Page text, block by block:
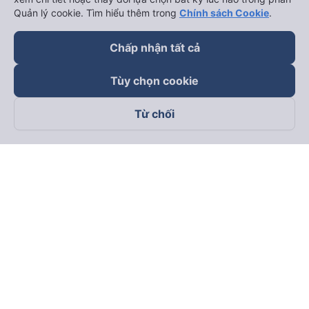
Theo dõi chúng tôi trên
Quản lý cookie. Tìm hiểu thêm trong Chính sách Cookie.
Chấp nhận tất cả
Tùy chọn cookie
Từ chối